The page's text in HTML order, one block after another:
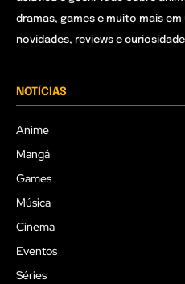
dramas, games e muito mais
novidades, reviews e
NOTÍCIAS
Anime
Mangá
Games
Música
Cinema
Eventos
Séries